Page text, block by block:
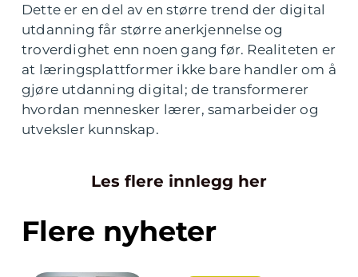
Dette er en del av en større trend der digital
utdanning får større anerkjennelse og
troverdighet enn noen gang før. Realiteten er
at læringsplattformer ikke bare handler om å
gjøre utdanning digital; de transformerer
hvordan mennesker lærer, samarbeider og
utveksler kunnskap.
Les flere innlegg her
Flere nyheter